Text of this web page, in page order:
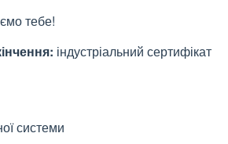
тебе!
індустріальний сертифікат
системи